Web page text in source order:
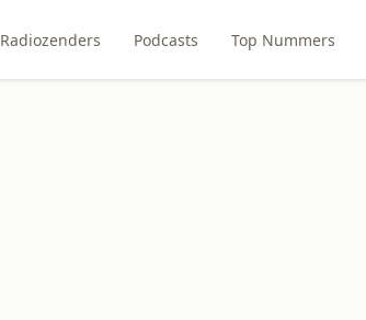
Radiozenders Podcasts Top Nummers